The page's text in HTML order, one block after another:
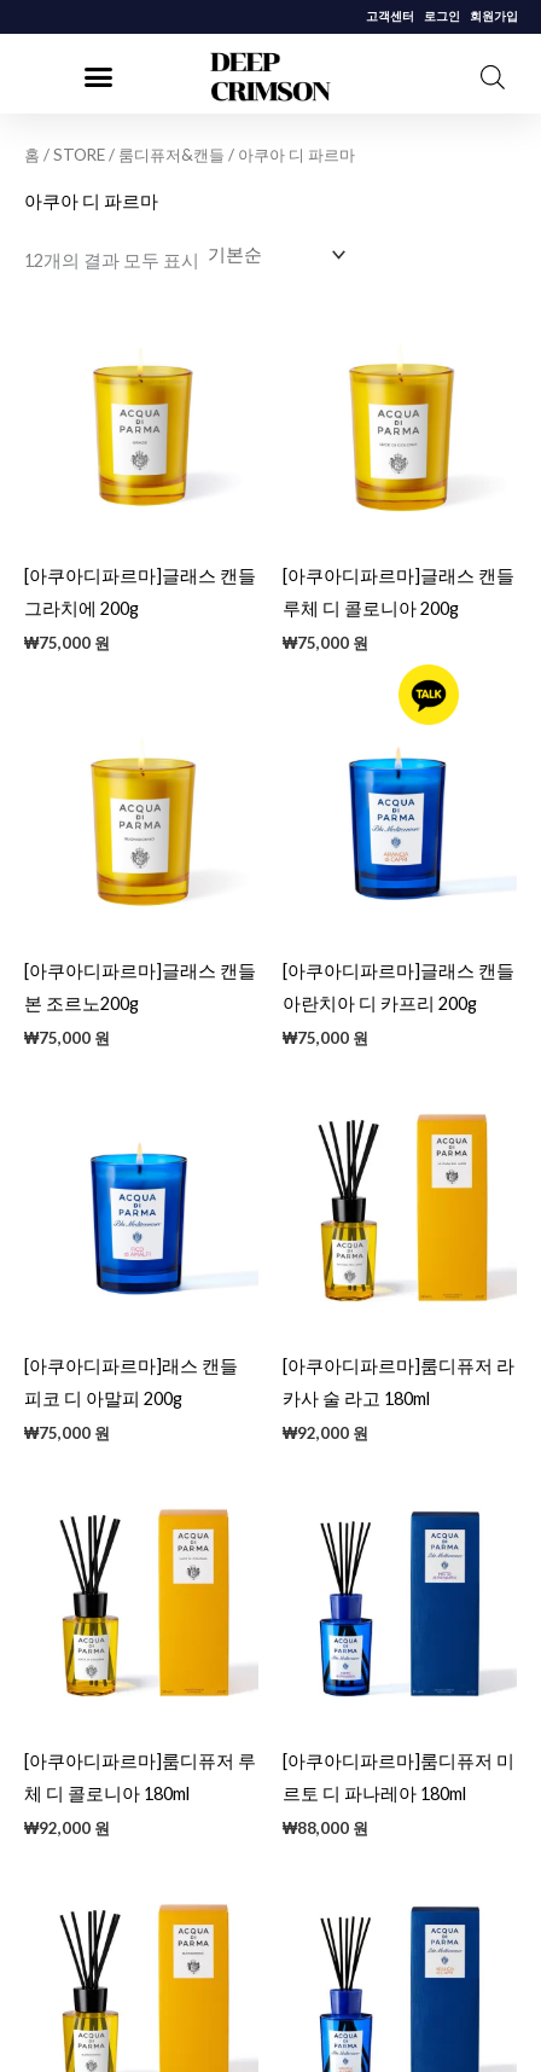
고객센터 로그인 회원가입
홈 /STORE/ 룸디퓨저&캔들 / 아쿠아 디 파르마
아쿠아 디 파르마
12개의 결과 모두 표시
[아쿠아디파르마]글래스 캔들
그라치에 200g
₩75,000 원
[아쿠아디파르마]글래스 캔들
루체 디 콜로니아 200g
₩75,000 원
[아쿠아디파르마]글래스 캔들
본 조르노200g
₩75,000 원
[아쿠아디파르마]글래스 캔들
아란치아 디 카프리 200g
₩75,000 원
[아쿠아디파르마]래스 캔들
피코 디 아말피 200g
₩75,000 원
[아쿠아디파르마]룸디퓨저 라
카사 술 라고 180ml
₩92,000 원
[아쿠아디파르마]룸디퓨저 루
체 디 콜로니아 180ml
₩92,000 원
[아쿠아디파르마]룸디퓨저 미
르토 디 파나레아 180ml
₩88,000 원